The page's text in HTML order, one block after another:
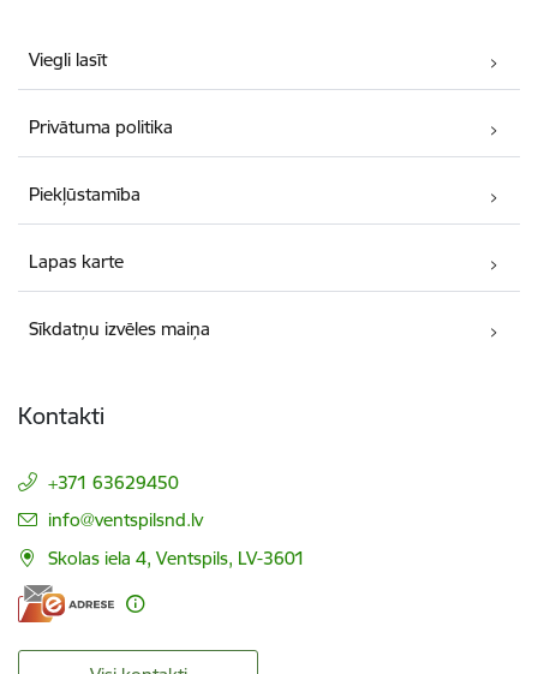
Viegli lasīt
Privātuma politika
Piekļūstamība
Lapas karte
Sīkdatņu izvēles maiņa
Kontakti
+371 63629450
E-pasts:
info@ventspilsnd.lv
Skolas iela 4, Ventspils, LV-3601